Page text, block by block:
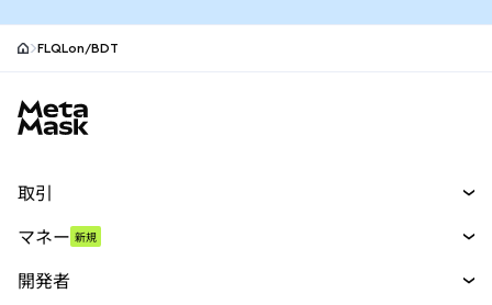
FLQLon/BDT
取引
パーペチュアル
マネー 新規
開発者